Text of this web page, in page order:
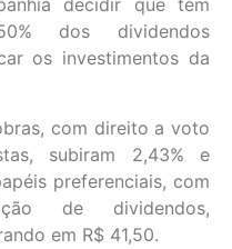
decidir que tem
dos dividendos
os investimentos da
com direito a voto
subiram 2,43% e
preferenciais, com
de dividendos,
em R$ 41,50.